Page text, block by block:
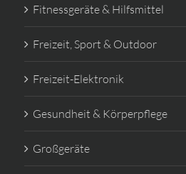
Fitnessgeräte & Hilfsmittel
Freizeit, Sport & Outdoor
Freizeit-Elektronik
Gesundheit & Körperpflege
Großgeräte